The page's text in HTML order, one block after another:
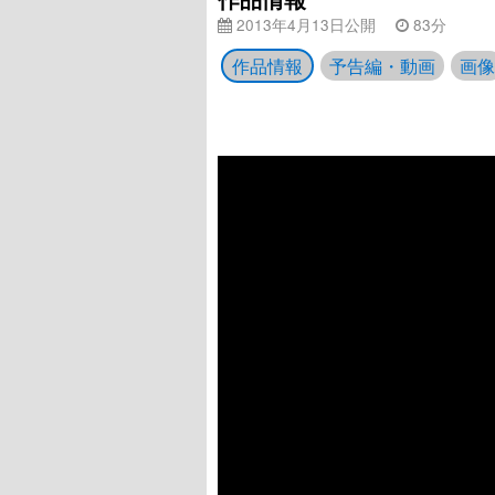
2013年4月13日公開 83分
作品情報 予告編・動画 画像